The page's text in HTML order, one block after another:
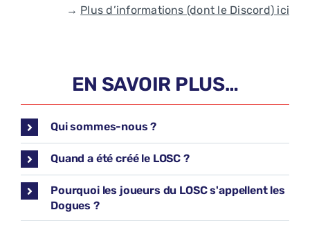
→ Plus d’informations (dont le Discord) ici
EN SAVOIR PLUS…
Qui sommes-nous ?
Quand a été créé le LOSC ?
Pourquoi les joueurs du LOSC s'appellent les
Dogues ?